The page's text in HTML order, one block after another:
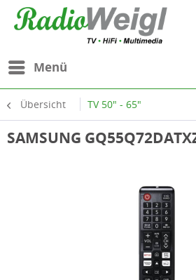
Menü
Übersicht TV 50" - 65"
SAMSUNG